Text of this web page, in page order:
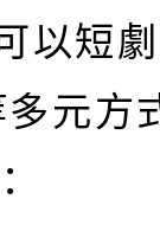
短劇
元方